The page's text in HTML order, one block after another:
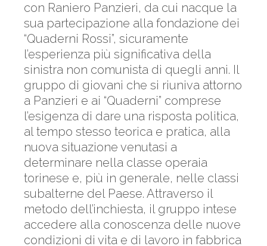
con Raniero Panzieri, da cui nacque la
sua partecipazione alla fondazione dei
“Quaderni Rossi”, sicuramente
l’esperienza più significativa della
sinistra non comunista di quegli anni. Il
gruppo di giovani che si riuniva attorno
a Panzieri e ai “Quaderni” comprese
l’esigenza di dare una risposta politica,
al tempo stesso teorica e pratica, alla
nuova situazione venutasi a
determinare nella classe operaia
torinese e, più in generale, nelle classi
subalterne del Paese. Attraverso il
metodo dell’inchiesta, il gruppo intese
accedere alla conoscenza delle nuove
condizioni di vita e di lavoro in fabbrica